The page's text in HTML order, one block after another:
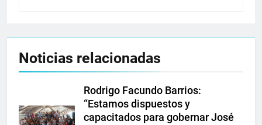
Noticias relacionadas
Rodrigo Facundo Barrios:
“Estamos dispuestos y
capacitados para gobernar José